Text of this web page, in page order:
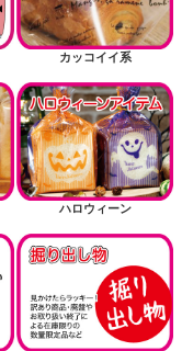
カッコイイ系
ハロウィーン